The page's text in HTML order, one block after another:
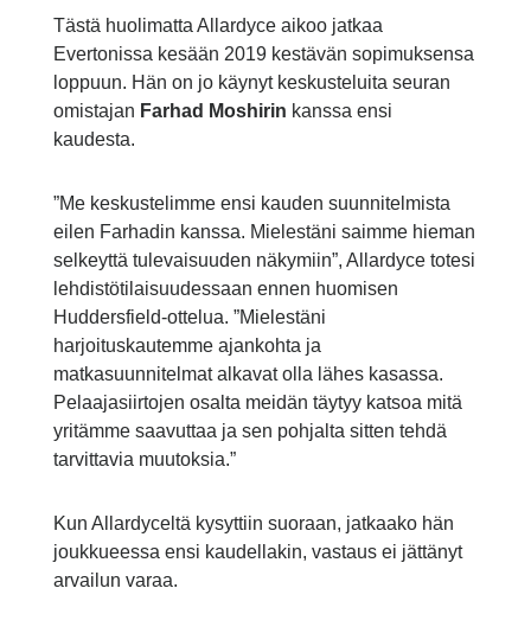
Tästä huolimatta Allardyce aikoo jatkaa
Evertonissa kesään 2019 kestävän sopimuksensa
loppuun. Hän on jo käynyt keskusteluita seuran
omistajan Farhad Moshirin kanssa ensi
kaudesta.
”Me keskustelimme ensi kauden suunnitelmista
eilen Farhadin kanssa. Mielestäni saimme hieman
selkeyttä tulevaisuuden näkymiin”, Allardyce totesi
lehdistötilaisuudessaan ennen huomisen
Huddersfield-ottelua. ”Mielestäni
harjoituskautemme ajankohta ja
matkasuunnitelmat alkavat olla lähes kasassa.
Pelaajasiirtojen osalta meidän täytyy katsoa mitä
yritämme saavuttaa ja sen pohjalta sitten tehdä
tarvittavia muutoksia.”
Kun Allardyceltä kysyttiin suoraan, jatkaako hän
joukkueessa ensi kaudellakin, vastaus ei jättänyt
arvailun varaa.